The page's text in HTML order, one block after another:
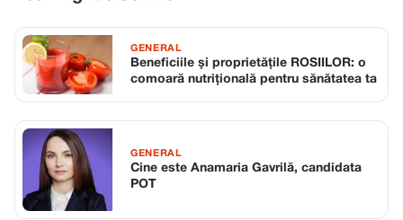
GENERAL
Beneficiile și proprietățile ROSIILOR: o
comoară nutrițională pentru sănătatea ta
GENERAL
Cine este Anamaria Gavrilă, candidata
POT